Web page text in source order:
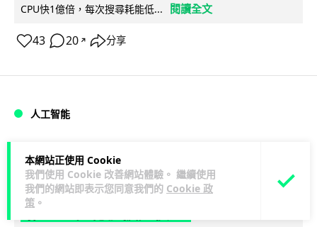
本網站正使用 Cookie
我們使用 Cookie 改善網站體驗。 繼續使用
我們的網站即表示您同意我們的 Cookie 政
策 。
CPU快1億倍，每次搜尋耗能低...
閱讀全文
43 20 ↗ 分享
人工智能
Lawton 1 日
靠快閃記憶體紓緩 DRAM 不足 KIOXIA
推 XL1 記憶體擴充模組